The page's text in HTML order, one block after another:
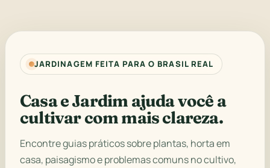
JARDINAGEM FEITA PARA O BRASIL REAL
Casa e Jardim ajuda você a
cultivar com mais clareza.
Encontre guias práticos sobre plantas, horta em
casa, paisagismo e problemas comuns no cultivo,